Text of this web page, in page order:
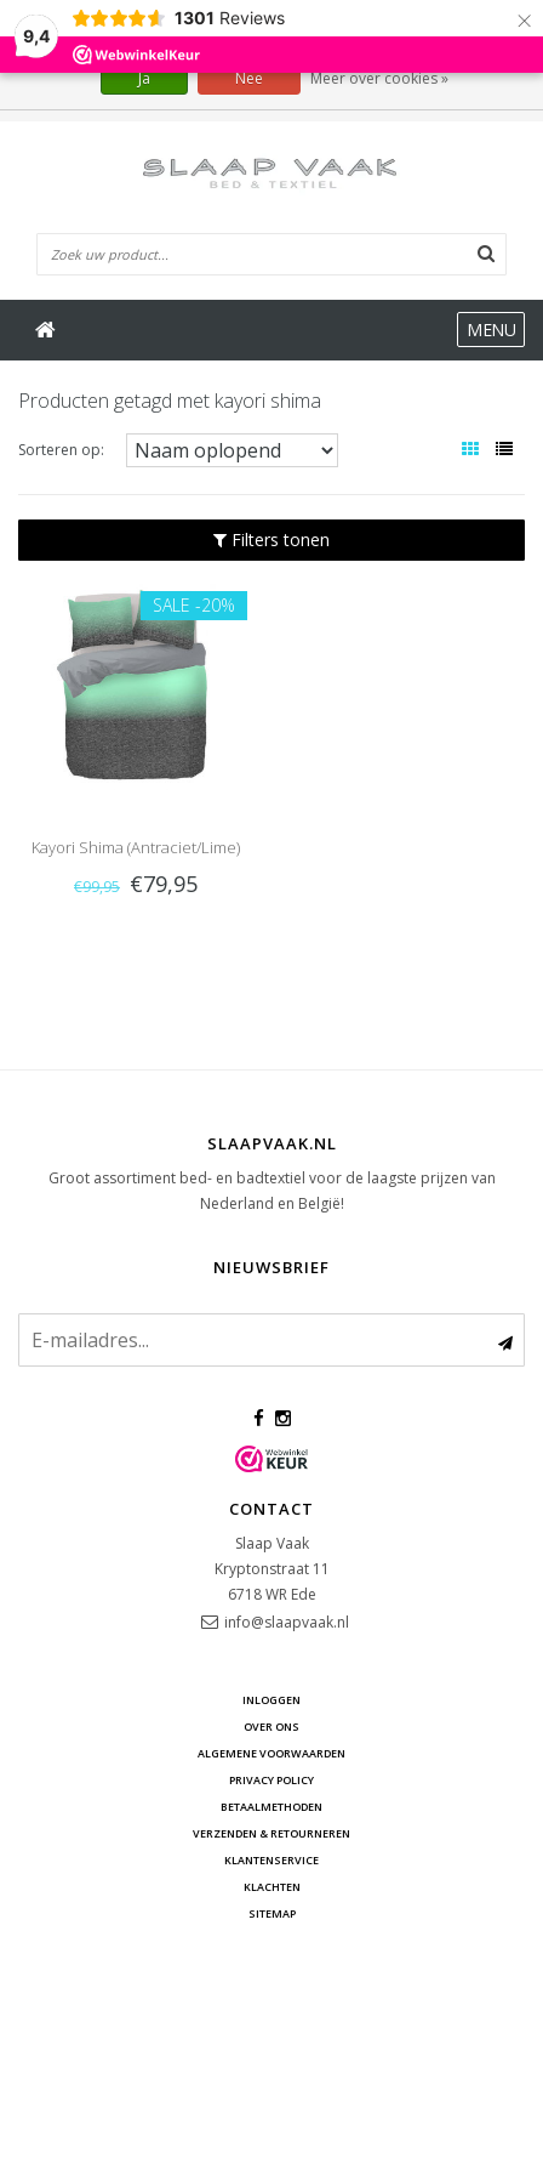
9,4
1301 Reviews ×
MENU
Producten getagd met kayori shima
Sorteren op:
Filters tonen
SALE -20%
Kayori Shima (Antraciet/Lime)
€99,95 €79,95
SLAAPVAAK.NL
Groot assortiment bed- en badtextiel voor de laagste prijzen van
Nederland en België!
NIEUWSBRIEF
CONTACT
Slaap Vaak
Kryptonstraat 11
6718 WR Ede
info@slaapvaak.nl
INLOGGEN
OVER ONS
ALGEMENE VOORWAARDEN
PRIVACY POLICY
BETAALMETHODEN
VERZENDEN & RETOURNEREN
KLANTENSERVICE
KLACHTEN
SITEMAP
Wij slaan cookies op om onze website te verbeteren. Is dat akkoord?
Ja Nee Meer over cookies »